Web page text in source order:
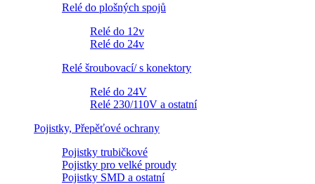
Relé do plošných spojů
Relé do 12v
Relé do 24v
Relé šroubovací/ s konektory
Relé do 24V
Relé 230/110V a ostatní
Pojistky, Přepěťové ochrany
Pojistky trubičkové
Pojistky pro velké proudy
Pojistky SMD a ostatní